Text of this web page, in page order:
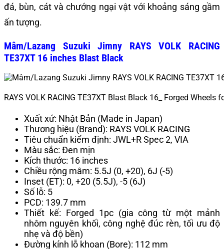
đá, bùn, cát và chướng ngại vật với khoảng sáng gầm
ấn tượng.
Mâm/Lazang Suzuki Jimny RAYS VOLK RACING
TE37XT 16 inches Blast Black
RAYS VOLK RACING TE37XT Blast Black 16_ Forged Wheels
Xuất xứ: Nhật Bản (Made in Japan)
Thương hiệu (Brand): RAYS VOLK RACING
Tiêu chuẩn kiểm định: JWL+R Spec 2, VIA
Màu sắc: Đen mịn
Kích thước: 16 inches
Chiều rộng mâm: 5.5J (0, +20), 6J (-5)
Inset (ET): 0, +20 (5.5J), -5 (6J)
Số lỗ: 5
PCD: 139.7 mm
Thiết kế: Forged 1pc (gia công từ một mảnh
nhôm nguyên khối, công nghệ đúc rèn, tối ưu độ
nhẹ và độ bền)
Đường kính lỗ khoan (Bore): 112 mm